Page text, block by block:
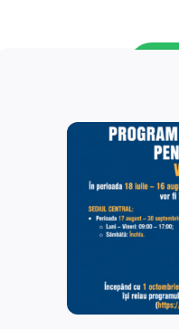
Biblioteca Centrală